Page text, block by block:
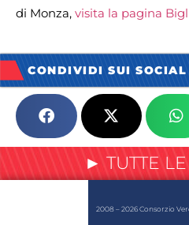
di Monza, visita la pagina
CONDIVIDI SUI SOCIAL
► TUTTE
2008 – 2026 Consorzio